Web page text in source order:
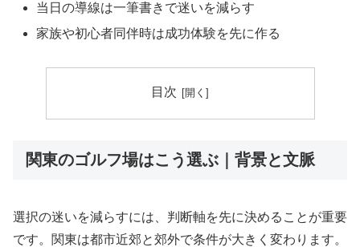
当日の導線は一筆書きで迷いを減らす
家族や初心者同伴時は成功体験を先に作る
目次
関東のゴルフ場はこう選ぶ｜背景と文脈
選択の迷いを減らすには、判断軸を先に決めることが重要
です。関東は都市近郊と郊外で条件が大きく変わります。